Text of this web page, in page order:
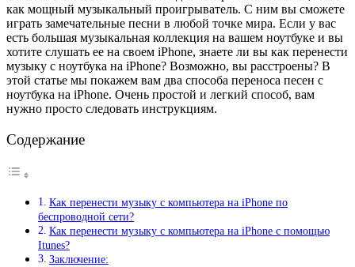
как мощный музыкальный проигрыватель. С ним вы сможете
играть замечательные песни в любой точке мира. Если у вас
есть большая музыкальная коллекция на вашем ноутбуке и вы
хотите слушать ее на своем iPhone, знаете ли вы как перенести
музыку с ноутбука на iPhone? Возможно, вы расстроены? В
этой статье мы покажем вам два способа переноса песен с
ноутбука на iPhone. Очень простой и легкий способ, вам
нужно просто следовать инструкциям.
Содержание
Как перенести музыку с компьютера на iPhone по
беспроводной сети?
Как перенести музыку с компьютера на iPhone с помощью
Itunes?
Заключение: